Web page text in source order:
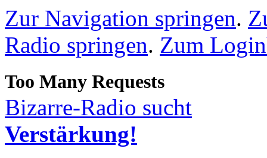
Zur Navigation springen.
Radio springen. Zum
Bizarre-Radio sucht
Verstärkung!